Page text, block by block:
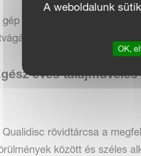
gép nagy, 12 és 20 km/óra
biztosítva, egyenletes
éves
Qualidisc rövidtárcsa a
között és széles
A weboldalunk
OK,